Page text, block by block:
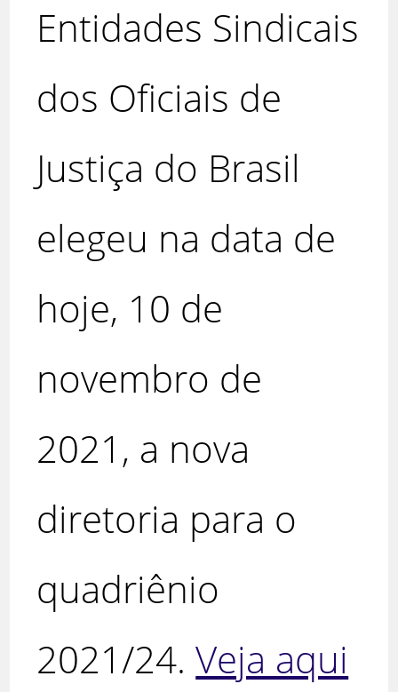
Entidades Sindicais
dos Oficiais de
Justiça do Brasil
elegeu na data de
hoje, 10 de
novembro de
2021, a nova
diretoria para o
quadriênio
2021/24.Veja aqui